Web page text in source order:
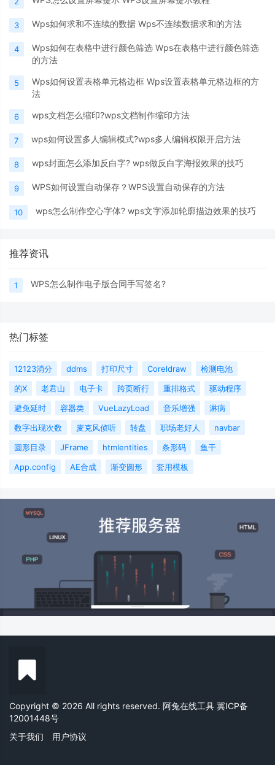
3 Wps如何求和不连续的数据 Wps不连续数据求和的方法
4
Wps如何在表格中进行颜色筛选 Wps在表格中进行颜色筛选
的方法
5
Wps如何设置表格单元格边框 Wps设置表格单元格边框的方
法
6 wps文档怎么缩印?wps文档制作缩印方法
7 wps如何设置多人编辑模式?wps多人编辑权限开启方法
8 wps封面怎么添加反白字? wps做反白字海报效果的技巧
9 WPS如何设置自动保存？WPS设置自动保存的方法
10 wps怎么制作空心字体? wps文字添加轮廓描边效果的技巧
推荐资讯
1 WPS怎么制作电子版合同手写签名?
热门标签
12123消分 ddms 打印尺寸 Coreldraw
检测电池
的X
老君山 电子卡 跨页断行 重排格式
驱动程序
避免延时
容器类 VueLazyLoad 音乐增强
淋病
数字出现次数
麦克风侦听 转盘 职场老好人
navbar
圆形目录
JFrame htmlentities 条形码
鱼干
App.config
AE合成 渐变圆形 套用模板
Copyright © 2026 All rights reserved. 阿兔在线工具 冀ICP备
12001448号
关于我们
用户协议